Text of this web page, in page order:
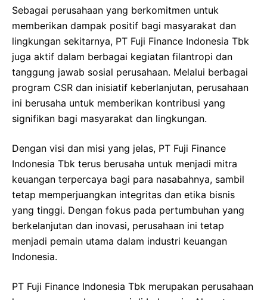
Sebagai perusahaan yang berkomitmen untuk
memberikan dampak positif bagi masyarakat dan
lingkungan sekitarnya, PT Fuji Finance Indonesia Tbk
juga aktif dalam berbagai kegiatan filantropi dan
tanggung jawab sosial perusahaan. Melalui berbagai
program CSR dan inisiatif keberlanjutan, perusahaan
ini berusaha untuk memberikan kontribusi yang
signifikan bagi masyarakat dan lingkungan.
Dengan visi dan misi yang jelas, PT Fuji Finance
Indonesia Tbk terus berusaha untuk menjadi mitra
keuangan terpercaya bagi para nasabahnya, sambil
tetap memperjuangkan integritas dan etika bisnis
yang tinggi. Dengan fokus pada pertumbuhan yang
berkelanjutan dan inovasi, perusahaan ini tetap
menjadi pemain utama dalam industri keuangan
Indonesia.
PT Fuji Finance Indonesia Tbk merupakan perusahaan